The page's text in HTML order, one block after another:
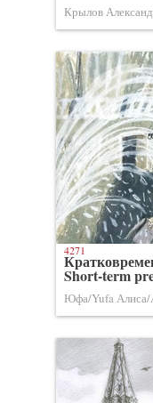
Крылов
Short-term
Юфа/Yufa Алиса/
4271